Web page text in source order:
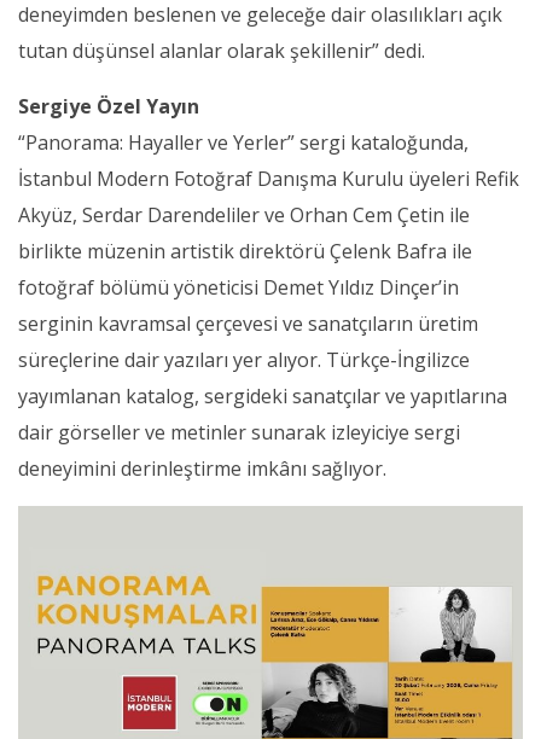
deneyimden beslenen ve geleceğe dair olasılıkları açık
tutan düşünsel alanlar olarak şekillenir” dedi.
Sergiye Özel Yayın
“Panorama: Hayaller ve Yerler” sergi kataloğunda,
İstanbul Modern Fotoğraf Danışma Kurulu üyeleri Refik
Akyüz, Serdar Darendeliler ve Orhan Cem Çetin ile
birlikte müzenin artistik direktörü Çelenk Bafra ile
fotoğraf bölümü yöneticisi Demet Yıldız Dinçer’in
serginin kavramsal çerçevesi ve sanatçıların üretim
süreçlerine dair yazıları yer alıyor. Türkçe-İngilizce
yayımlanan katalog, sergideki sanatçılar ve yapıtlarına
dair görseller ve metinler sunarak izleyiciye sergi
deneyimini derinleştirme imkânı sağlıyor.